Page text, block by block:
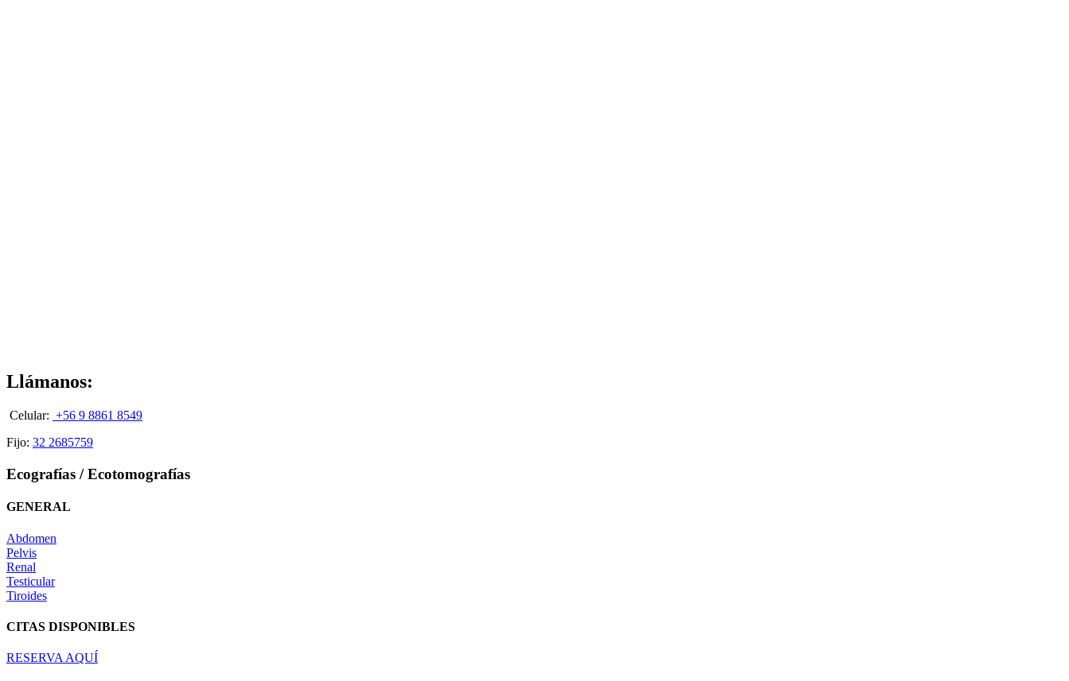
Llámanos:
Celular: +56 9 8861 8549
Fijo: 32 2685759
Ecografías / Ecotomografías
GENERAL
Abdomen
Pelvis
Renal
Testicular
Tiroides
CITAS DISPONIBLES
RESERVA AQUÍ